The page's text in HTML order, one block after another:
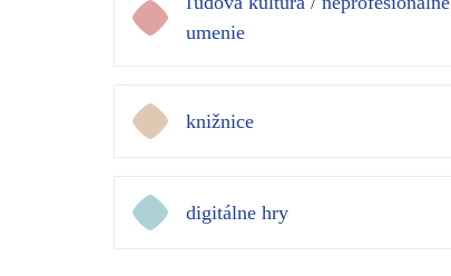
umenie
knižnice
digitálne hry